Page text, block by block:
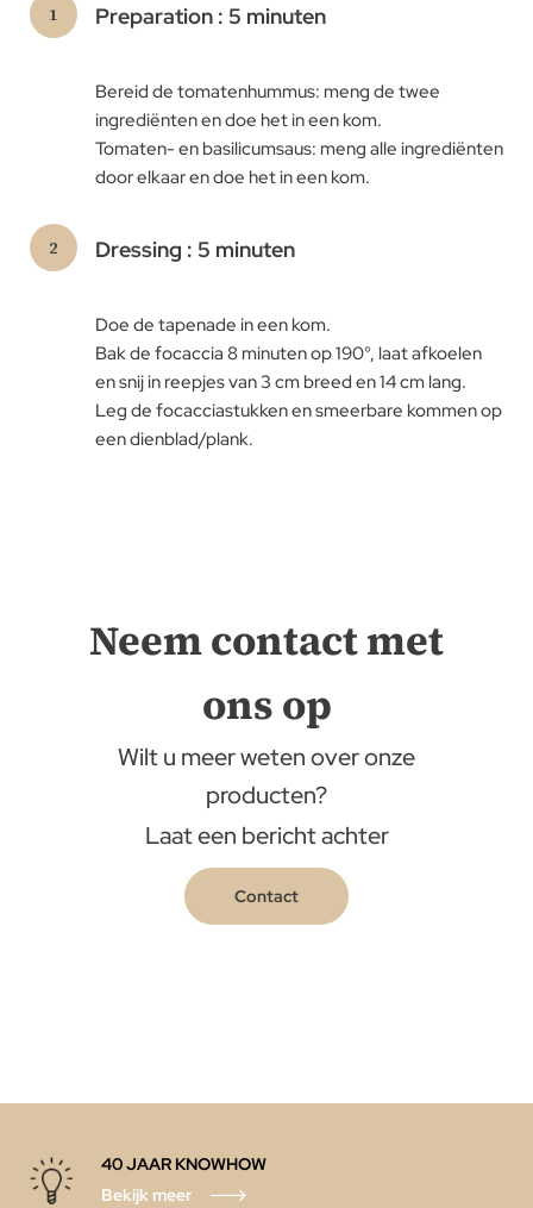
Preparation : 5 minuten
Bereid de tomatenhummus: meng de twee
ingrediënten en doe het in een kom.
Tomaten- en basilicumsaus: meng alle ingrediënten
door elkaar en doe het in een kom.
Dressing : 5 minuten
Doe de tapenade in een kom.
Bak de focaccia 8 minuten op 190°, laat afkoelen
en snij in reepjes van 3 cm breed en 14 cm lang.
Leg de focacciastukken en smeerbare kommen op
een dienblad/plank.
Neem contact met
ons op
Wilt u meer weten over onze
producten?
Laat een bericht achter
Contact
40 JAAR KNOWHOW
Bekijk meer